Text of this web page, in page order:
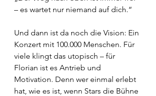
– es wartet nur niemand auf dich.“
Und dann ist da noch die Vision: Ein
Konzert mit 100.000 Menschen. Für
viele klingt das utopisch – für
Florian ist es Antrieb und
Motivation. Denn wer einmal erlebt
hat, wie es ist, wenn Stars die Bühne